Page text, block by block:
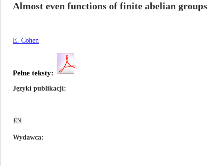
Almost even functions of finite abelian groups
E. Cohen
Pełne teksty:
Języki publikacji
EN
Wydawca